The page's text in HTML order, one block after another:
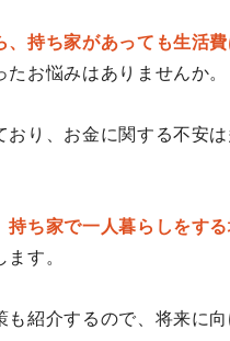
持ち家があっても生活
たお悩みはありませんか。
おり、お金に関する不安
持ち家で一人暮らしをす
す。
紹介するので、将来に